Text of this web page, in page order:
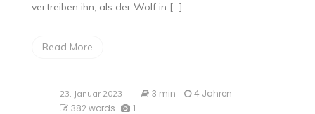
vertreiben ihn, als der Wolf in […]
Read More
23. Januar 2023 3 min
4 Jahren
382 words
1